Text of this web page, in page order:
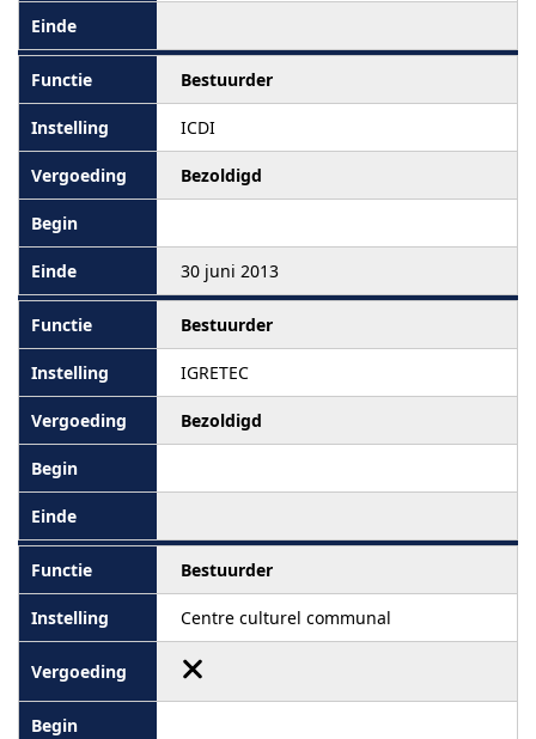
Bestuurder
ICDI
Bezoldigd
30 juni 2013
Bestuurder
IGRETEC
Bezoldigd
Bestuurder
Centre culturel communal